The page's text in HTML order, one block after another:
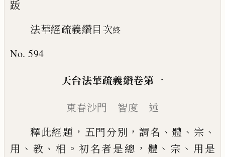
䟦
法華經疏義纘目次終
No. 594
天台法華疏義纘卷第一
東春沙門 智度 述
釋此經題 ， 五門分別 ，謂名 、 體 、 宗 、
用 、 教 、相 。 初名者是總 ， 體 、 宗 、 用是